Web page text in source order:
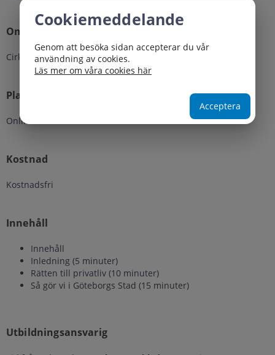
Omfattning
Cirka 30 minuter.
Plats
Online
Kostnad
Kostnadsfri
Innehåll
Innehåll
Inledning (5 minuter)
Rätten till privatliv (10 minuter)
Så gör vi i Göteborgs Stad (15 minuter)
Utbildningsansvarig
Cookiemeddelande
Genom att besöka sidan accepterar du vår
användning av cookies.
Läs mer om våra cookies här
Acceptera